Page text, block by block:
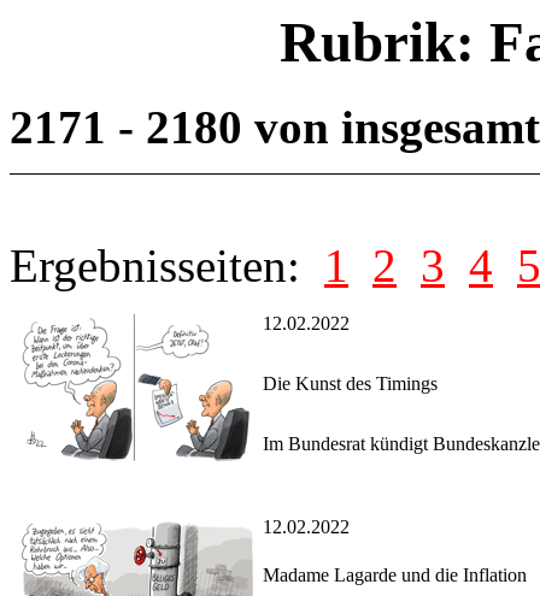
Rubrik:
2171 - 2180 von
Ergebnisseiten: 1 2 3 4 5
12.02.2022
Die Kunst des Timings
Im Bundesrat kündigt
12.02.2022
Madame Lagarde und die Inflation